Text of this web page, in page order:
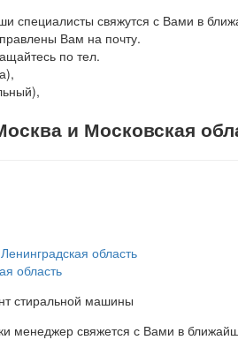
специалисты свяжутся с Вами в
Вам на почту.
по тел.
и Московская
область
область
стиральной машины
менеджер свяжется с Вами в